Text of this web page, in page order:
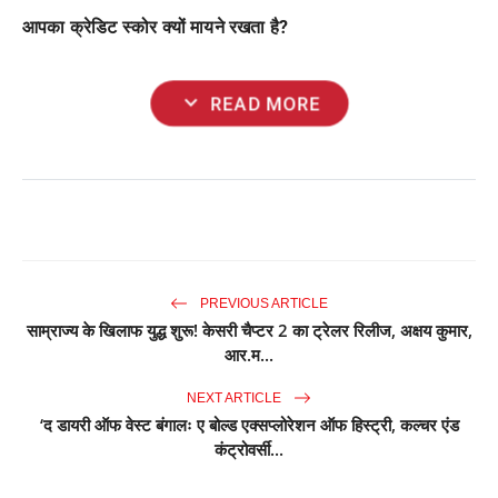
आपका क्रेडिट स्कोर क्यों मायने रखता है?
expand_more READ MORE
PREVIOUS ARTICLE
साम्राज्य के खिलाफ युद्ध शुरू! केसरी चैप्टर 2 का ट्रेलर रिलीज, अक्षय कुमार,
आर.म...
NEXT ARTICLE
‘द डायरी ऑफ वेस्ट बंगालः ए बोल्ड एक्सप्लोरेशन ऑफ हिस्ट्री, कल्चर एंड
कंट्रोवर्सी...